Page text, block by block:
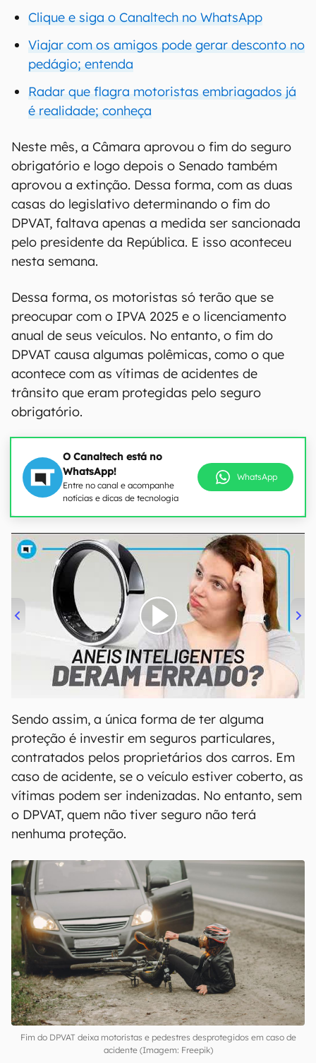
Clique e siga o Canaltech no WhatsApp
Viajar com os amigos pode gerar desconto no
pedágio; entenda
Radar que flagra motoristas embriagados já
é realidade; conheça
Neste mês, a Câmara aprovou o fim do seguro
obrigatório e logo depois o Senado também
aprovou a extinção. Dessa forma, com as duas
casas do legislativo determinando o fim do
DPVAT, faltava apenas a medida ser sancionada
pelo presidente da República. E isso aconteceu
nesta semana.
Dessa forma, os motoristas só terão que se
preocupar com o IPVA 2025 e o licenciamento
anual de seus veículos. No entanto, o fim do
DPVAT causa algumas polêmicas, como o que
acontece com as vítimas de acidentes de
trânsito que eram protegidas pelo seguro
obrigatório.
O Canaltech está no
WhatsApp!
Entre no canal e acompanhe
notícias e dicas de tecnologia
WhatsApp
00:00/21:11
Sendo assim, a única forma de ter alguma
proteção é investir em seguros particulares,
contratados pelos proprietários dos carros. Em
caso de acidente, se o veículo estiver coberto, as
vítimas podem ser indenizadas. No entanto, sem
o DPVAT, quem não tiver seguro não terá
nenhuma proteção.
Fim do DPVAT deixa motoristas e pedestres desprotegidos em caso de
acidente (Imagem: Freepik)